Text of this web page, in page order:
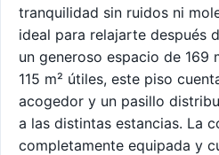
tranquilidad sin ruidos ni
ideal para relajarte después
un generoso espacio de 169
115 m² útiles, este piso
acogedor y un pasillo
a las distintas estancias. La
completamente equipada y